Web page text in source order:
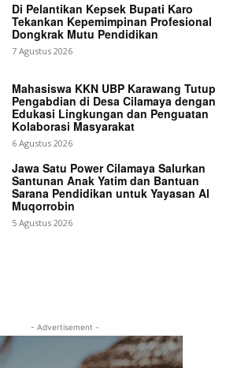
Di Pelantikan Kepsek Bupati Karo
Tekankan Kepemimpinan Profesional
Dongkrak Mutu Pendidikan
7 Agustus 2026
Mahasiswa KKN UBP Karawang Tutup
Pengabdian di Desa Cilamaya dengan
Edukasi Lingkungan dan Penguatan
Kolaborasi Masyarakat
6 Agustus 2026
Jawa Satu Power Cilamaya Salurkan
Santunan Anak Yatim dan Bantuan
Sarana Pendidikan untuk Yayasan Al
Muqorrobin
5 Agustus 2026
- Advertisement -